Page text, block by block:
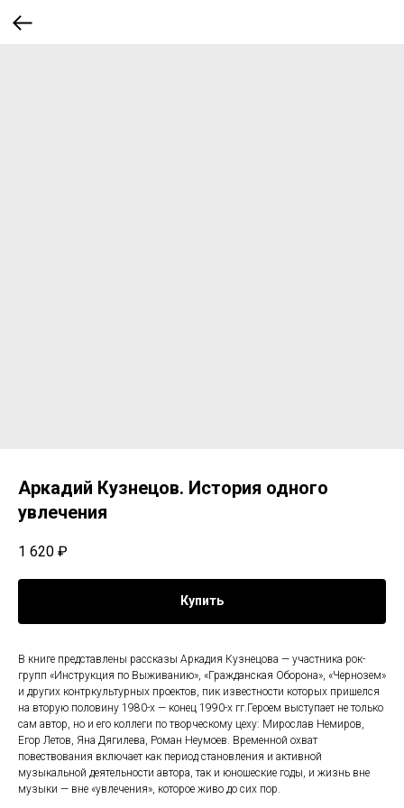
Аркадий Кузнецов. История одного
увлечения
1 620 ₽
Купить
В книге представлены рассказы Аркадия Кузнецова — участника рок-
групп «Инструкция по Выживанию», «Гражданская Оборона», «Чернозем»
и других контркультурных проектов, пик известности которых пришелся
на вторую половину 1980-х — конец 1990-х гг.Героем выступает не только
сам автор, но и его коллеги по творческому цеху: Мирослав Немиров,
Егор Летов, Яна Дягилева, Роман Неумоев. Временной охват
повествования включает как период становления и активной
музыкальной деятельности автора, так и юношеские годы, и жизнь вне
музыки — вне «увлечения», которое живо до сих пор.